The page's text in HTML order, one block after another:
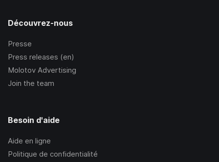
Découvrez-nous
Presse
Press releases (en)
Molotov Advertising
Join the team
Besoin d'aide
Aide en ligne
Politique de confidentialité